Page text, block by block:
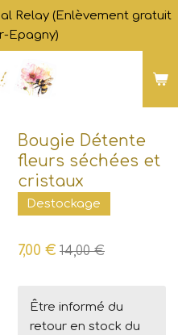
Relay (Enlèvement gratuit
Epagny)
Bougie Détente
fleurs séchées et
cristaux
Destockage
7,00 € 14,00 €
Être informé du
retour en stock du